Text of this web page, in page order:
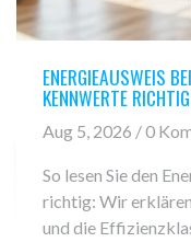
ENERGIEAUSWEIS
KENNWERTE RICHTIG
Aug 5, 2026 / 0
So lesen Sie den
richtig: Wir
und die